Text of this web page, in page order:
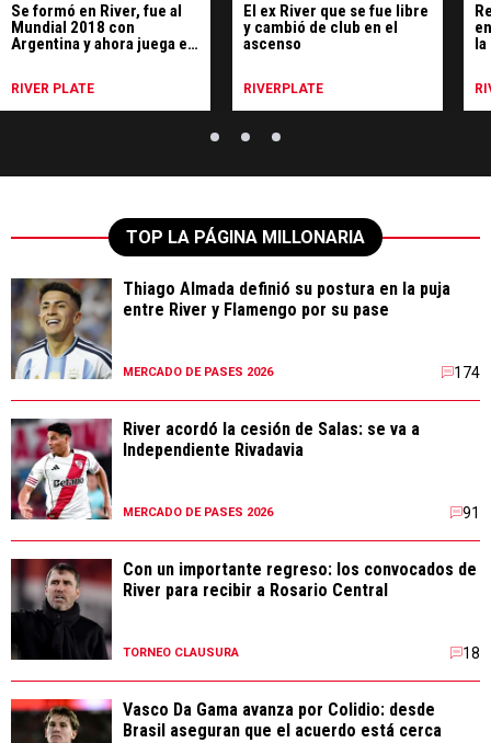
Se formó en River, fue al
Mundial 2018 con
Argentina y ahora juega en
RIVER PLATE
El ex River que se fue libre
y cambió de club en el
ascenso
RIVERPLATE
TOP LA PÁGINA MILLONARIA
Thiago Almada definió su postura en la puja
entre River y Flamengo por su pase
MERCADO DE PASES 2026 174
River acordó la cesión de Salas: se va a
Independiente Rivadavia
MERCADO DE PASES 2026 91
Con un importante regreso: los convocados de
River para recibir a Rosario Central
TORNEO CLAUSURA 18
Vasco Da Gama avanza por Colidio: desde
Brasil aseguran que el acuerdo está cerca